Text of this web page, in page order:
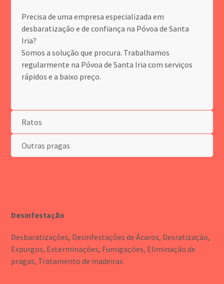
Precisa de uma empresa especializada em
desbaratização e de confiança na Póvoa de Santa
Iria?
Somos a solução que procura. Trabalhamos
regularmente na Póvoa de Santa Iria com serviços
rápidos e a baixo preço.
Ratos
Outras pragas
Desinfestação
Desbaratizações, Desinfestações de Ácaros, Desratização,
Expurgos, Exterminações, Fumigações, Eliminação de
pragas, Tratamento de madeiras